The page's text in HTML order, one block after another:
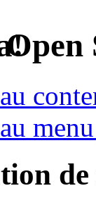
Open
de